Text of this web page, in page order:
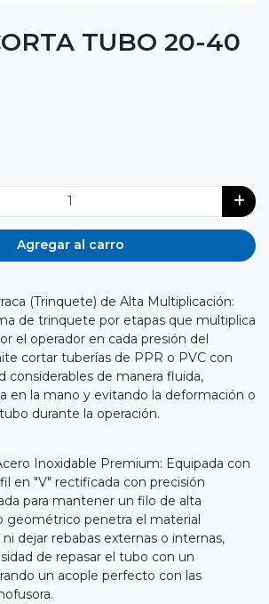
TUBO 20-40
Agregar al carro
(Trinquete) de Alta Multiplicación:
de trinquete por etapas que multiplica
el operador en cada presión del
cortar tuberías de PPR o PVC con
considerables de manera fluida,
en la mano y evitando la deformación o
durante la operación.
Inoxidable Premium: Equipada con
en "V" rectificada con precisión
para mantener un filo de alta
geométrico penetra el material
dejar rebabas externas o internas,
de repasar el tubo con un
un acople perfecto con las